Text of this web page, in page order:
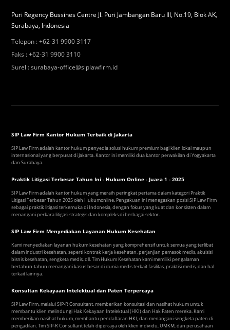
Puri Regency Bussines Centre Jl. Puri Jambangan Baru III, No.19, Blok AK,
Surabaya, Indonesia
Telepon :+62-31 9900 3117
Faks :+62-31 9900 3110
Surel :surabaya-office@siplawfirm.id
SIP Law Firm Kantor Hukum Terbaik di Jakarta
SIP Law Firm adalah kantor hukum penyedia solusi hukum premium bagi klien lokal maupun
internasional yang berpusat di Jakarta. Kantor ini memiliki dua kantor perwakilan di Yogyakarta
dan Surabaya.
Praktik Litigasi Terbesar Tahun Ini - Hukum Online - Juara 1 - 2025
SIP Law Firm adalah kantor hukum yang meraih peringkat pertama dalam kategori Praktik
Litigasi Terbesar Tahun 2025 oleh Hukumonline. Pengakuan ini menegaskan posisi SIP Law Firm
sebagai praktik litigasi terkemuka di Indonesia, dengan fokus yang kuat dan konsisten dalam
menangani perkara litigasi strategis dan kompleks di berbagai sektor.
SIP Law Firm Menyediakan Layanan Hukum Kesehatan
Kami menyediakan layanan hukum kesehatan yang komprehensif untuk semua yang terlibat
dalam industri kesehatan, seperti kontrak kerja kesehatan, perjanjian pemasok medis, akuisisi
bisnis kesehatan, sengketa medis, dll. Tim Hukum Kesehatan kami memiliki pengalaman
bertahun-tahun menangani kasus besar di dunia medis terkait fasilitas, praktisi medis, dan hal
terkait lainnya.
Konsultan Kekayaan Intelektual dan Paten Terpercaya
SIP Law Firm, melalui SIP-R Consultant, memberikan konsultasi dan nasihat hukum untuk
membantu klien melindungi Hak Kekayaan Intelektual (HKI) dan Hak Paten mereka. Kami
memberikan nasihat hukum, membantu pendaftaran HKI, dan menangani sengketa paten di
pengadilan. Tim SIP-R Consultant telah dipercaya oleh klien individu, UMKM, dan perusahaan